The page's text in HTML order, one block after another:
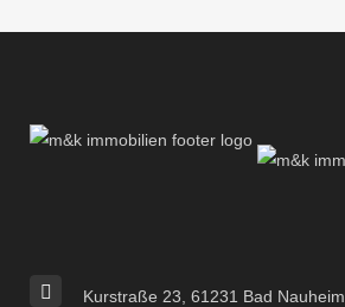
Kurstraße 23, 61231 Bad Nauheim